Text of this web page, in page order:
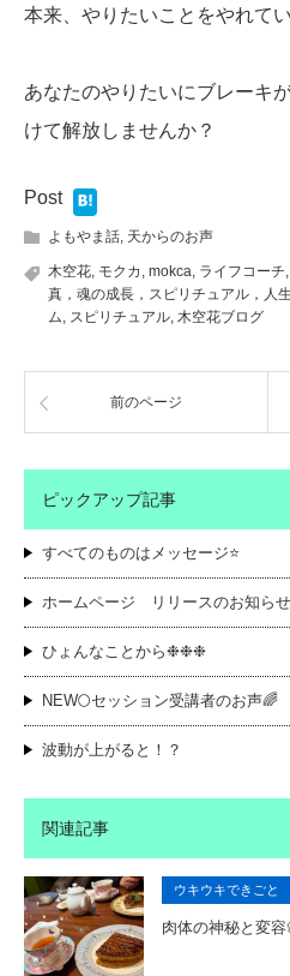
本来、やりたいことをやれて
あなたのやりたいにブレーキ
けて解放しませんか？
Post
よもやま話, 天からのお声
木空花, モクカ , mokca, ライフコーチ,
真，魂の成長，スピリチュアル，人
ム, スピリチュアル, 木空花ブログ
前のページ
ピックアップ記事
すべてのものはメッセージ⭐️
ホームページ リリースのお知ら
ひょんなことから❉❉❉
NEW🌕セッション受講者のお声🌈
波動が上がると！？
関連記事
ウキウキできごと
肉体の神秘と変容